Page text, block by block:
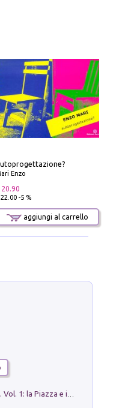
Enzo
20.90
-5 %
aggiungi al carrello